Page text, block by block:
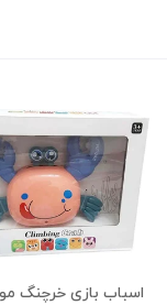
اسباب بازی خرچنگ